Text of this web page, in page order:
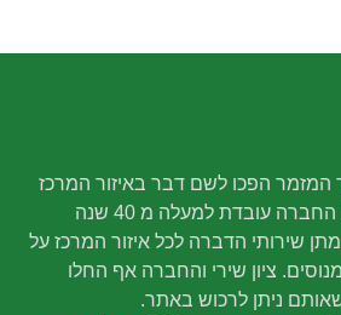
המזמר הפכו לשם דבר באיזור המרכז
ובמדינת ישראל בכלל. החברה עובדת למעלה מ 40 שנה
שירותי הדברה לכל איזור המרכז על
ציון שירי והחברה אף החלו
ניתן לרכוש באתר.